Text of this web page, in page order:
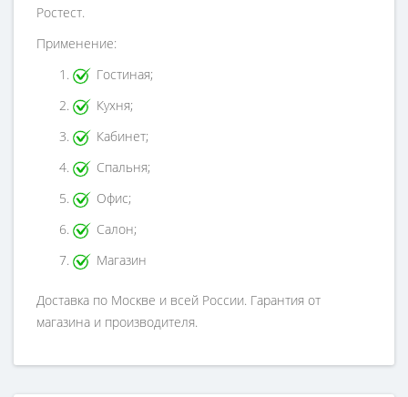
Ростест.
Применение:
Гостиная;
Кухня;
Кабинет;
Спальня;
Офис;
Салон;
Магазин
Доставка по Москве и всей России. Гарантия от
магазина и производителя.